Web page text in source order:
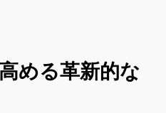
める革新的な